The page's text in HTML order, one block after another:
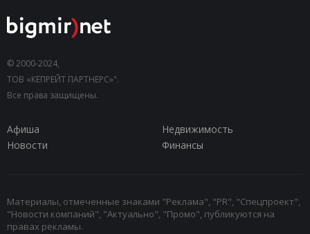
© 2000-2024,
ТОВ «КЕПРЕЙТ ПАРТНЕРС»".
Все права защищены.
Афиша
Недвижимость
Новости
Финансы
Материалы, отмеченные знаками "Реклама", "PR", "Спецпроект",
"Новости компаний", "Актуально", "Промо", публикуются на
правах рекламы.